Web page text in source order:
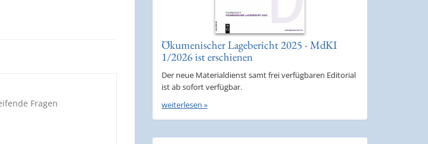
Fragen
Ökumenischer Lagebericht 2025 - MdKI
1/2026 ist erschienen
Der neue Materialdienst samt frei verfügbaren Editorial
ist ab sofort verfügbar.
weiterlesen »